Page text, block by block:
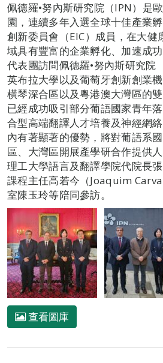
佩德羅•努內斯研究院（IPN）是
園，連續多年入選全球十佳產業
創新委員會（EIC）成員，在大健
域具有豐富的企業孵化、加速成
代表團訪問佩德羅•努內斯研究院
英布拉大學以及葡萄牙創新創業機
橫琴深合區以及粵港澳大灣區的
已經成功吸引部分葡語國家青年
合型高端翻譯人才培養及神經網
內有著顯著的優勢，將對葡語系
區、大灣區開展產學研合作提供
理工大學語言及翻譯學院代院長
課程主任高若今（Joaquim
室陳玉玲等陪同參訪。
查看圖庫